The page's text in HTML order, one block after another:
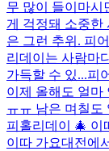
무 많이 들이마시
게 걱정돼 소중한
은 그런 추위. 피
리데이는 사람마
가득할 수 있...피
이제 올해도 얼
ㅠㅠ 남은 며칠도
피홀리데이 🎄 이
이따 가요대전에